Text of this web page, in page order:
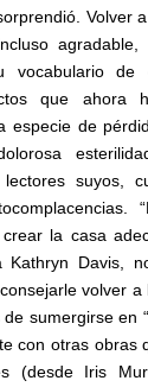
Volver
agradable,
vocabulario
que ahora
especie de
suyos,
la casa
Davis,
volver
sumergirse en
con otras obras
(desde Iris